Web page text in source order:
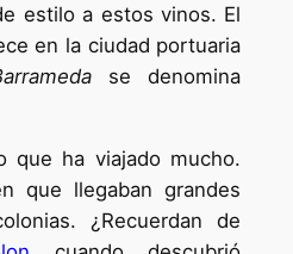
estilo a estos vinos. El
en la ciudad portuaria
se denomina
que ha viajado mucho.
que llegaban grandes
¿Recuerdan de